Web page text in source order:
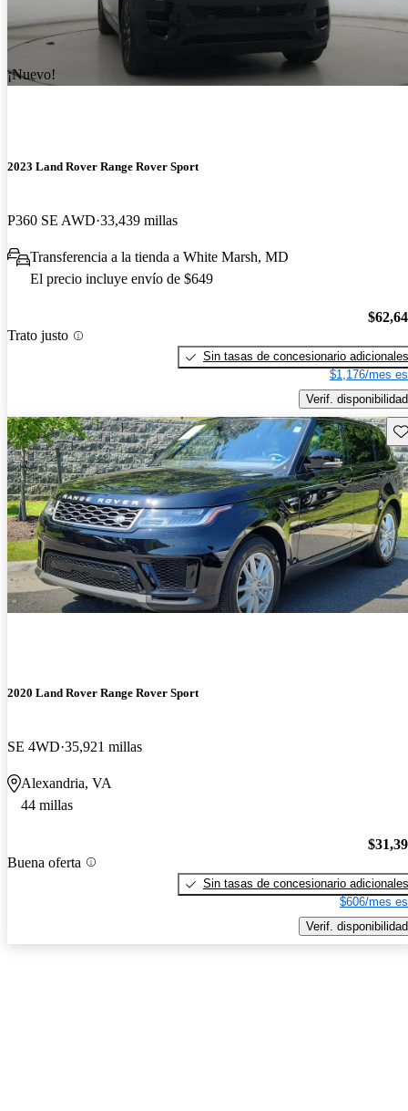
¡Nuevo!
2023 Land Rover Range Rover Sport
P360 SE AWD 33,439 millas
Transferencia a la tienda a White Marsh, MD
El precio incluye envío de $649
Trato justo
Sin tasas de concesionario adicionales
$1,176/mes
Verif. disponibilidad
2020 Land Rover Range Rover Sport
SE 4WD 35,921 millas
Alexandria, VA
44 millas
Buena oferta
Sin tasas de concesionario adicionales
$606/mes
Verif. disponibilidad